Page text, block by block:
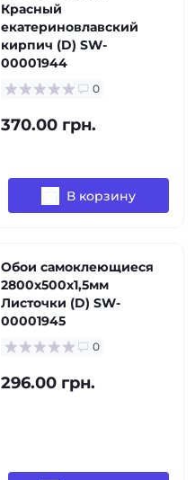
Красный
екатериновлавский
кирпич (D) SW-
00001944
0
370.00 грн.
В корзину
Обои самоклеющиеся
2800х500х1,5мм
Листочки (D) SW-
00001945
0
296.00 грн.